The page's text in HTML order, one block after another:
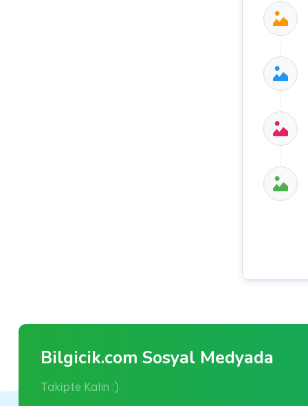
Bilgicik.com Sosyal Medyada
Takipte Kalın :)